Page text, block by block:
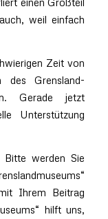
weil einfach
Zeit von
des Grensland-
Gerade jetzt
Unterstützung
Bitte werden Sie
Ihrem Beitrag
hilft uns,